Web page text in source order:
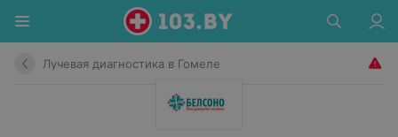
Лучевая диагностика в Гомеле